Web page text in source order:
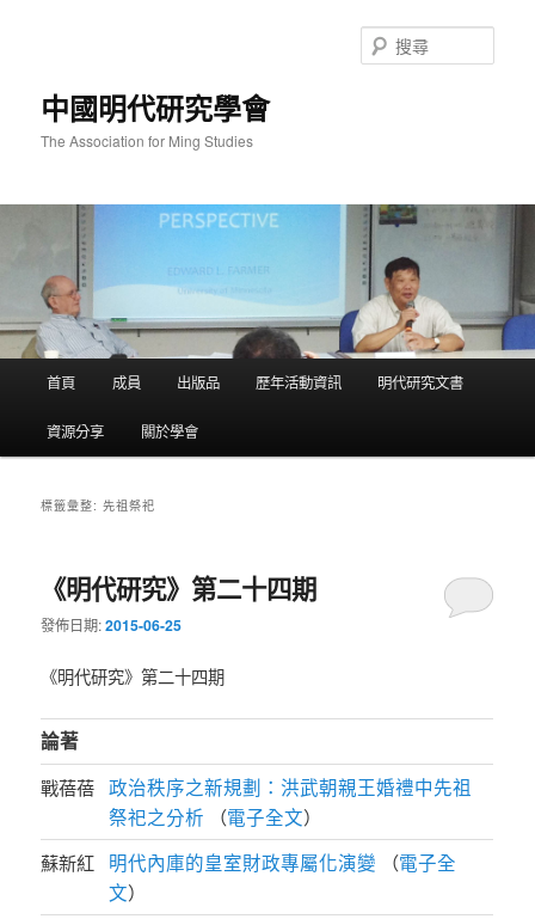
中國明代研究學會
The Association for Ming Studies
尋
首頁 成員 出版品 歷年活動資訊 明代研究文書
資源分享 關於學會
標籤彙整:先祖祭祀
《明代研究》第二十四期
發佈日期:2015-06-25
《明代研究》第二十四期
論著
戰蓓蓓 政治秩序之新規劃：洪武朝親王婚禮中先祖
祭祀之分析 （電子全文）
蘇新紅
明代內庫的皇室財政專屬化演變 （電子全
文）